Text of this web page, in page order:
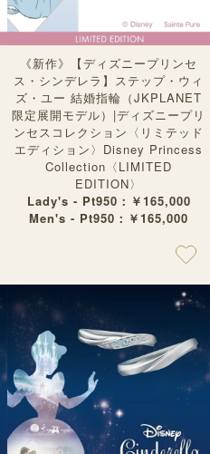
《新作》【ディズニープリンセ
ス・シンデレラ】ステップ・ウィ
ズ・ユー 結婚指輪（JKPLANET
限定展開モデル）|ディズニープリ
ンセスコレクション〈リミテッド
エディション〉Disney Princess
Collection〈LIMITED
EDITION〉
Lady's - Pt950：￥165,000
Men's - Pt950：￥165,000